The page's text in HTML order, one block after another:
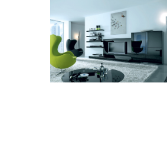
tế sao cho màu sắc chuyển
từ tông nhạt sang đậm, từ
sang tối hay ngược lại. Cùng
tìm hiểu phong các này qua
việc ...